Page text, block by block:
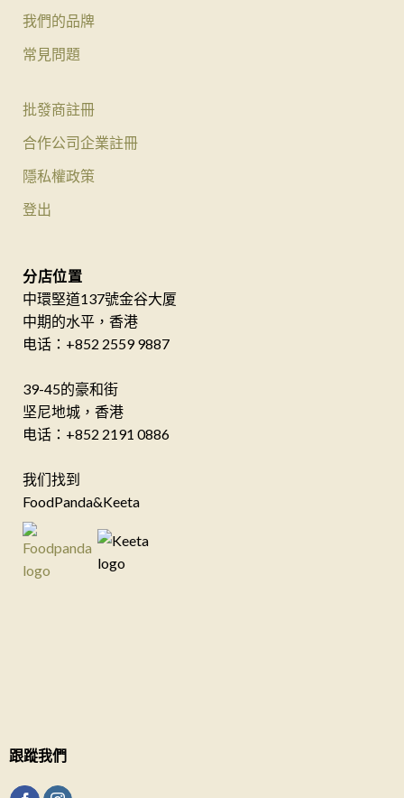
我們的品牌
常見問題
批發商註冊
合作公司企業註冊
隱私權政策
登出
分店位置
中環堅道137號金谷大厦
中期的水平，香港
电话：+852 2559 9887
39-45的豪和街
坚尼地城，香港
电话：+852 2191 0886
我们找到
FoodPanda&Keeta
跟蹤我們